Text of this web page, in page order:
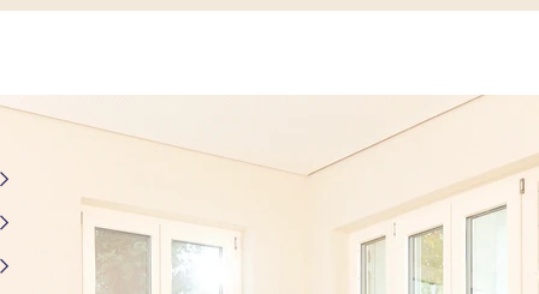
Wir behandeln psychische Erkrankungen - und stärken
Ihre seelische Gesundheit
Burn-out bei Führungskräften
Panikstörung und Generalisierte Angststörung